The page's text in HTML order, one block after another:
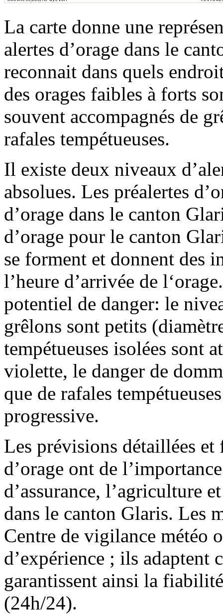
La carte donne une
alertes d’orage dans le
reconnait dans quels
des orages faibles à forts
souvent accompagnés de
rafales tempétueuses.
Il existe deux niveaux
absolues. Les préalertes
d’orage dans le canton
d’orage pour le canton
se forment et donnent des
l’heure d’arrivée de
potentiel de danger: le
grêlons sont petits
tempétueuses isolées sont
violette, le danger de
que de rafales
progressive.
Les prévisions détaillées et
d’orage ont de
d’assurance, l’agriculture
dans le canton Glaris. Les
Centre de vigilance météo
d’expérience ; ils adaptent
garantissent ainsi la
(24h/24).